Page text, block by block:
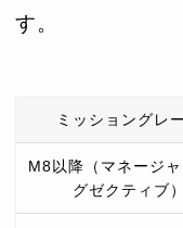
す。
ミッショングレ
M8以降（マネージ
グゼクティブ）